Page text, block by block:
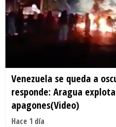
Venezuela se queda a
responde: Aragua
apagones(Video)
Hace 1 día